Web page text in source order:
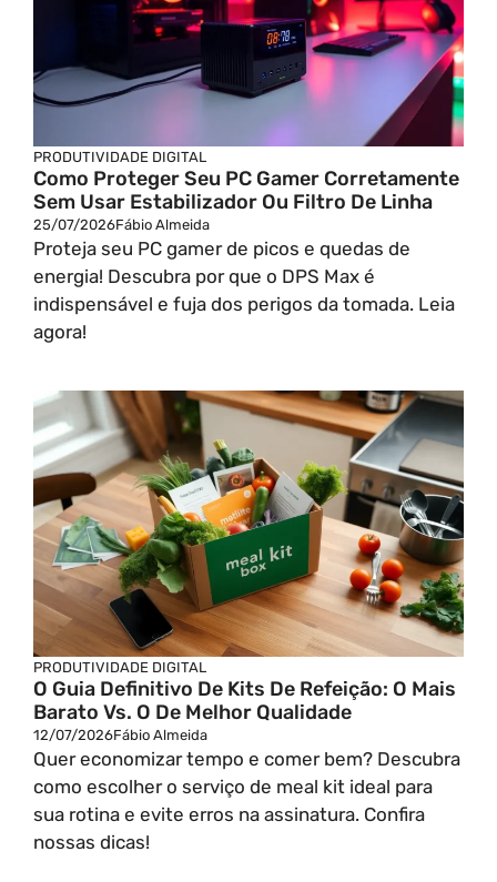
PRODUTIVIDADE DIGITAL
Como Proteger Seu PC Gamer Corretamente
Sem Usar Estabilizador Ou Filtro De Linha
25/07/2026Fábio Almeida
Proteja seu PC gamer de picos e quedas de
energia! Descubra por que o DPS Max é
indispensável e fuja dos perigos da tomada. Leia
agora!
PRODUTIVIDADE DIGITAL
O Guia Definitivo De Kits De Refeição: O Mais
Barato Vs. O De Melhor Qualidade
12/07/2026Fábio Almeida
Quer economizar tempo e comer bem? Descubra
como escolher o serviço de meal kit ideal para
sua rotina e evite erros na assinatura. Confira
nossas dicas!